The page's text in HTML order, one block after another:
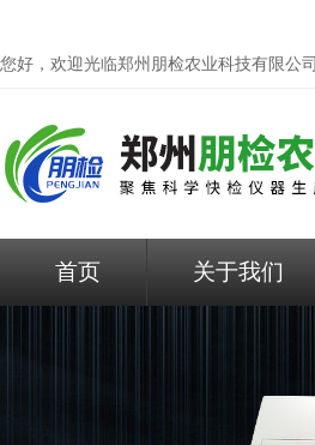
您好，欢迎光临郑州朋检农业科技有限公司
首页 关于我们